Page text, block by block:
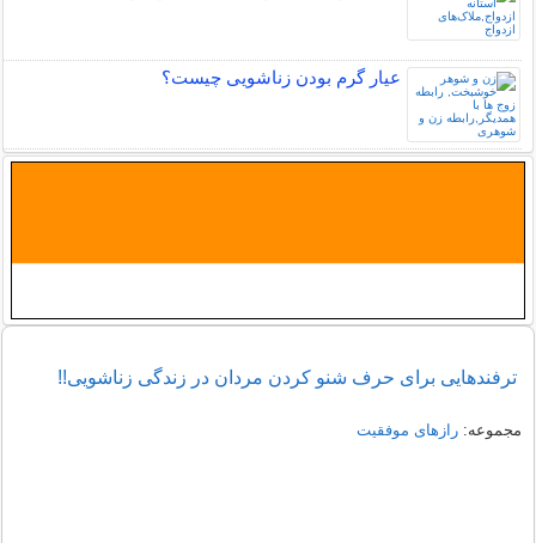
عیار گرم بودن زناشویی چیست؟
ترفندهایی برای حرف شنو کردن مردان در زندگی زناشویی!!
مجموعه:رازهای موفقیت